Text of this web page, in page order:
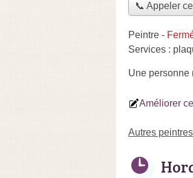
📞 Appeler
Peintre -
Services :
Une personne
Améliorer
Autres